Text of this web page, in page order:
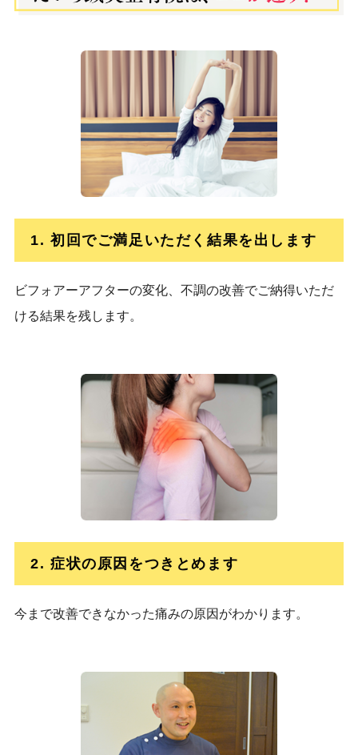
1. 初回でご満足いただく結果を出します
ビフォアーアフターの変化、不調の改善でご納得いただ
ける結果を残します。
2. 症状の原因をつきとめます
今まで改善できなかった痛みの原因がわかります。